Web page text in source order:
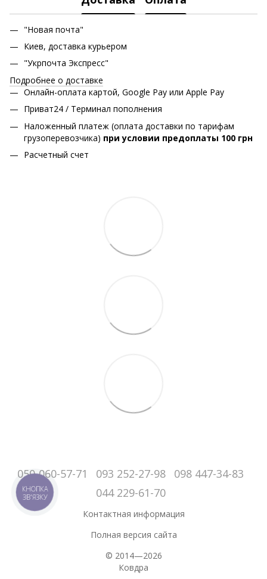
"Новая почта"
Киев, доставка курьером
"Укрпочта Экспресс"
Подробнее о доставке
Онлайн-оплата картой, Google Pay или Apple Pay
Приват24 / Терминал пополнения
Наложенный платеж (оплата доставки по тарифам
грузоперевозчика) при условии предоплаты 100 грн
Расчетный счет
050-060-57-71 093 252-27-98
098 447-34-83
044 229-61-70
Контактная информация
Полная версия сайта
© 2014—2026
Ковдра
КНОПКА
ЗВ'ЯЗКУ